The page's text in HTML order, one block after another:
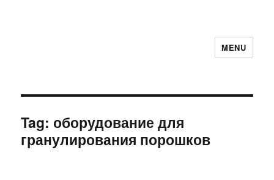
MENU
Tag: оборудование для
гранулирования порошков